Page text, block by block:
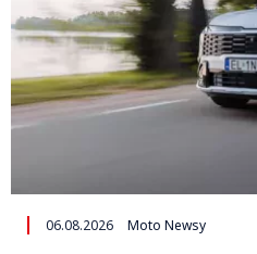
06.08.2026 Moto Newsy